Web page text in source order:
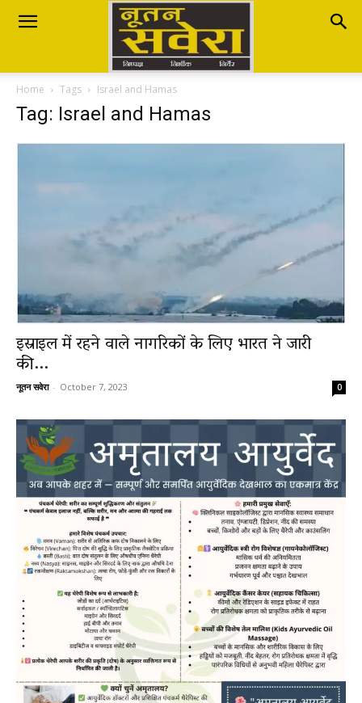
Nutan
Savera
Breaking
News
LIVE
Home Tags Israel and Hamas
Tag: Israel and Hamas
इस्राइल में रहने वाले नागरिकों के लिए भारत ने जारी
की...
नूतन सवेरा - October 7, 2023 0